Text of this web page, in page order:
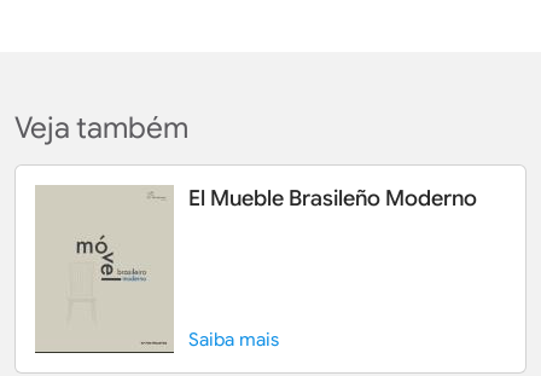
Veja também
El Mueble Brasileño Moderno
Saiba mais